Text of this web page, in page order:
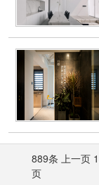
889条 上一页 1
页